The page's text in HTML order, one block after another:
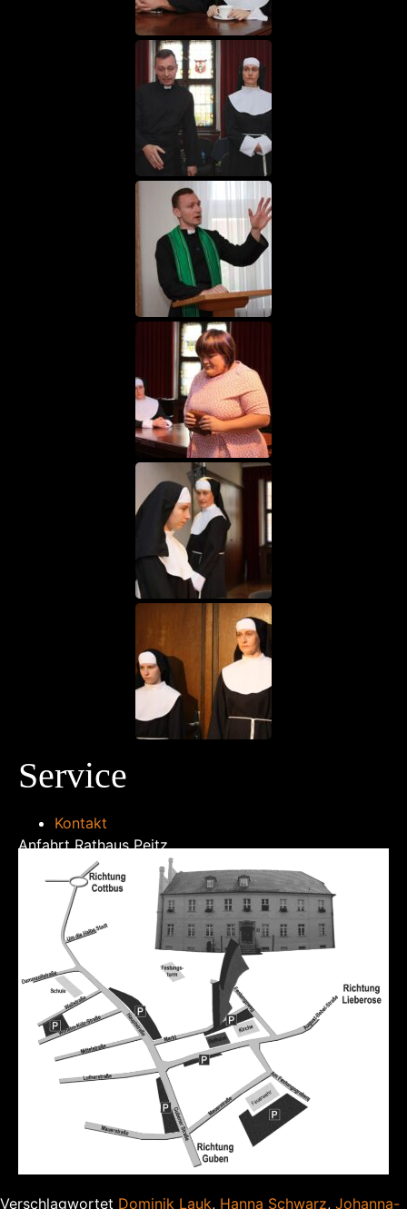
Service
Kontakt
Anfahrt Rathaus Peitz
Verschlagwortet Dominik Lauk, Hanna Schwarz, Johanna-
eine tolle Motivation!
oder Spende einfach online